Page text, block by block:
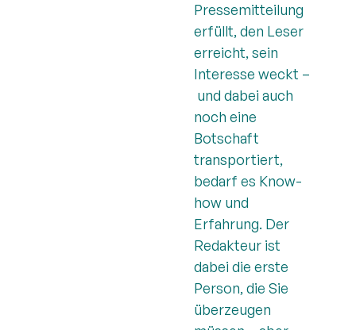
Pressemitteilung
erfüllt, den Leser
erreicht, sein
Interesse weckt –
und dabei auch
noch eine
Botschaft
transportiert,
bedarf es Know-
how und
Erfahrung. Der
Redakteur ist
dabei die erste
Person, die Sie
überzeugen